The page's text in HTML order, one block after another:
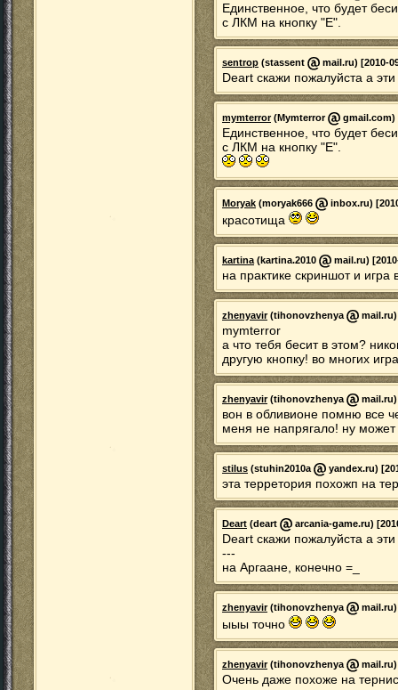
Единственное, что будет
с ЛКМ на кнопку "Е".
sentrop (stassent mail.ru) [2010-
Deart скажи пожалуйста а
mymterror(Mymterror gmail.com)
Единственное, что будет
с ЛКМ на кнопку "Е".
Moryak (moryak666 inbox.ru)
красотища
kartina(kartina.2010 mail.ru)
на практике скриншот и
zhenyavir(tihonovzhenya mail.ru)
mymterror
а что тебя бесит в этом?
другую кнопку! во многих
zhenyavir(tihonovzhenya mail.ru)
вон в обливионе помню все
меня не напрягало! ну может
stilus (stuhin2010a yandex.ru)
эта терретория похожп на
Deart (deart arcania-game.ru)
Deart скажи пожалуйста а
---
на Аргаане, конечно =_
zhenyavir(tihonovzhenya mail.ru)
ыыы точно
zhenyavir(tihonovzhenya mail.ru)
Очень даже похоже на